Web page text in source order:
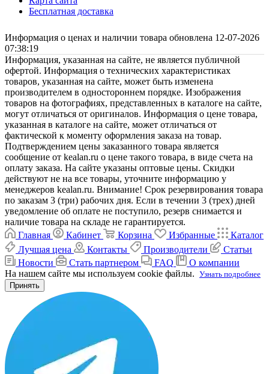
Бесплатная доставка
Информация о ценах и наличии товара обновлена 12-07-2026
07:38:19
Информация, указанная на сайте, не является публичной
офертой. Информация о технических характеристиках
товаров, указанная на сайте, может быть изменена
производителем в одностороннем порядке. Изображения
товаров на фотографиях, представленных в каталоге на сайте,
могут отличаться от оригиналов. Информация о цене товара,
указанная в каталоге на сайте, может отличаться от
фактической к моменту оформления заказа на товар.
Подтверждением цены заказанного товара является
сообщение от kealan.ru о цене такого товара, в виде счета на
оплату заказа. На сайте указаны оптовые цены. Скидки
действуют не на все товары, уточните информацию у
менеджеров kealan.ru. Внимание! Срок резервирования товара
по заказам 3 (три) рабочих дня. Если в течении 3 (трех) дней
уведомление об оплате не поступило, резерв снимается и
наличие товара на складе не гарантируется.
Главная
Кабинет Корзина Избранные
Каталог
Лучшая цена
Контакты Производители
Статьи
Новости
Стать партнером FAQ
О компании
На нашем сайте мы используем cookie файлы. Узнать подробнее
Принять